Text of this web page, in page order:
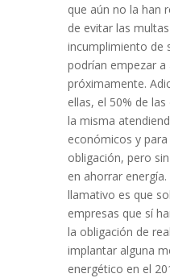
que aún no la han
de evitar las
incumplimiento de
podrían empezar a
próximamente.
ellas, el 50% de
la misma
económicos y
obligación, pero
en ahorrar
llamativo es que
empresas que sí
la obligación de
implantar alguna
energético en el